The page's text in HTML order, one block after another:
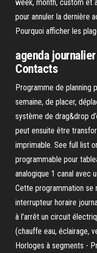
week, month, custom et
pour annuler la dernière
Pourquoi afficher les
agenda
Contacts
Programme de planning
semaine, de placer,
système de drag&drop
peut ensuite être
imprimable. See full list
programmable pour
analogique 1 canal avec
Cette programmation se
interrupteur horaire
à l'arrêt un circuit
(chauffe eau, éclairage,
Horloges à segments -